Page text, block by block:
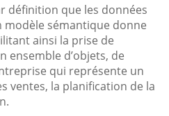
définition que les données
sémantique donne
ainsi la prise de
ensemble d’objets, de
qui représente un
ventes, la planification de la